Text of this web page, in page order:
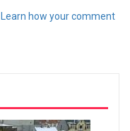
Learn how your comment